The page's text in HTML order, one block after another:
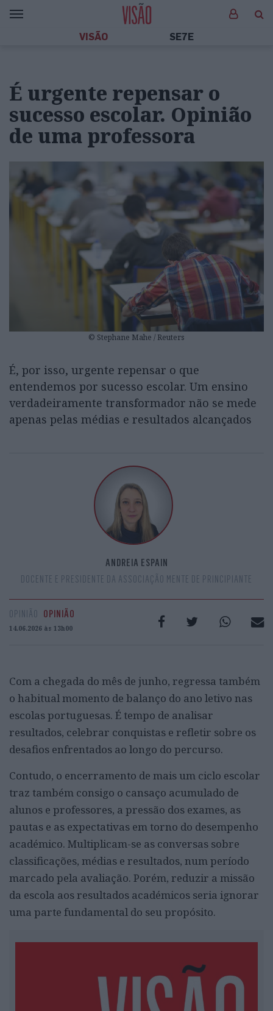
VISÃO SE7E
É urgente repensar o
sucesso escolar. Opinião
de uma professora
© Stephane Mahe / Reuters
É, por isso, urgente repensar o que
entendemos por sucesso escolar. Um ensino
verdadeiramente transformador não se mede
apenas pelas médias e resultados alcançados
ANDREIA ESPAIN
DOCENTE E PRESIDENTE DA ASSOCIAÇÃO MENTE DE PRINCIPIANTE
OPINIÃO OPINIÃO
14.06.2026 às 13h00
Com a chegada do mês de junho, regressa também
o habitual momento de balanço do ano letivo nas
escolas portuguesas. É tempo de analisar
resultados, celebrar conquistas e refletir sobre os
desafios enfrentados ao longo do percurso.
Contudo, o encerramento de mais um ciclo escolar
traz também consigo o cansaço acumulado de
alunos e professores, a pressão dos exames, as
pautas e as expectativas em torno do desempenho
académico. Multiplicam-se as conversas sobre
classificações, médias e resultados, num período
marcado pela avaliação. Porém, reduzir a missão
da escola aos resultados académicos seria ignorar
uma parte fundamental do seu propósito.